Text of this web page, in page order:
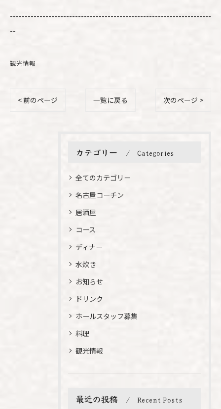
--------------------------------------------------------------------
--
観光情報
< 前のページ 一覧に戻る 次のページ >
カテゴリー Categories
全てのカテゴリー
名古屋コーチン
居酒屋
コース
ディナー
水炊き
お知らせ
ドリンク
ホールスタッフ募集
料理
観光情報
最近の投稿 Recent Posts